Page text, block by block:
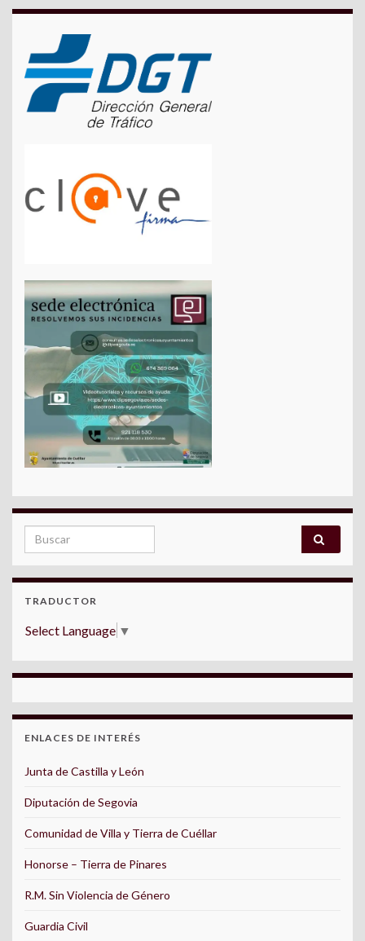
Search for:
TRADUCTOR
Select Language ▼
ENLACES DE INTERÉS
Junta de Castilla y León
Diputación de Segovia
Comunidad de Villa y Tierra de Cuéllar
Honorse – Tierra de Pinares
R.M. Sin Violencia de Género
Guardia Civil